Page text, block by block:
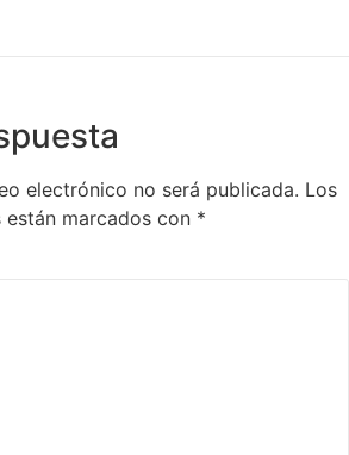
electrónico no será publicada. Los
marcados con *